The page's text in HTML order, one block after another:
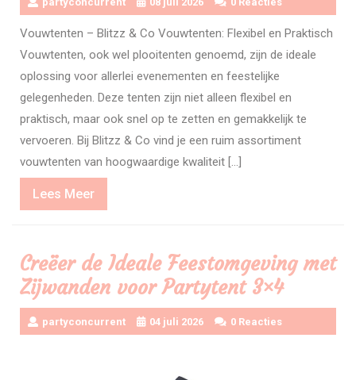
Vouwtenten – Blitzz & Co Vouwtenten: Flexibel en Praktisch
Vouwtenten, ook wel plooitenten genoemd, zijn de ideale
oplossing voor allerlei evenementen en feestelijke
gelegenheden. Deze tenten zijn niet alleen flexibel en
praktisch, maar ook snel op te zetten en gemakkelijk te
vervoeren. Bij Blitzz & Co vind je een ruim assortiment
vouwtenten van hoogwaardige kwaliteit […]
Lees MeerLees
Meer
Creëer de Ideale Feestomgeving met
Zijwanden voor Partytent 3×4
partyconcurrent 04 juli 2026 0 Reacties